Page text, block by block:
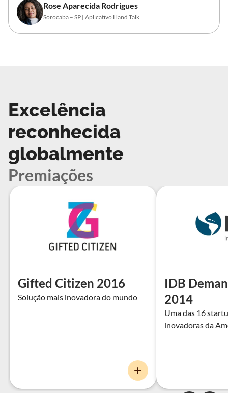
Rose Aparecida Rodrigues
Sorocaba – SP | Aplicativo Hand Talk
Excelência
reconhecida
globalmente
Premiações
Gifted Citizen 2016
Solução mais inovadora do mundo
IDB
2014
Uma das 16
inovadoras da